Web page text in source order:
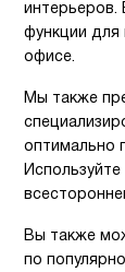
функции для
офисе.
Мы также
оптимально
Вы также
по